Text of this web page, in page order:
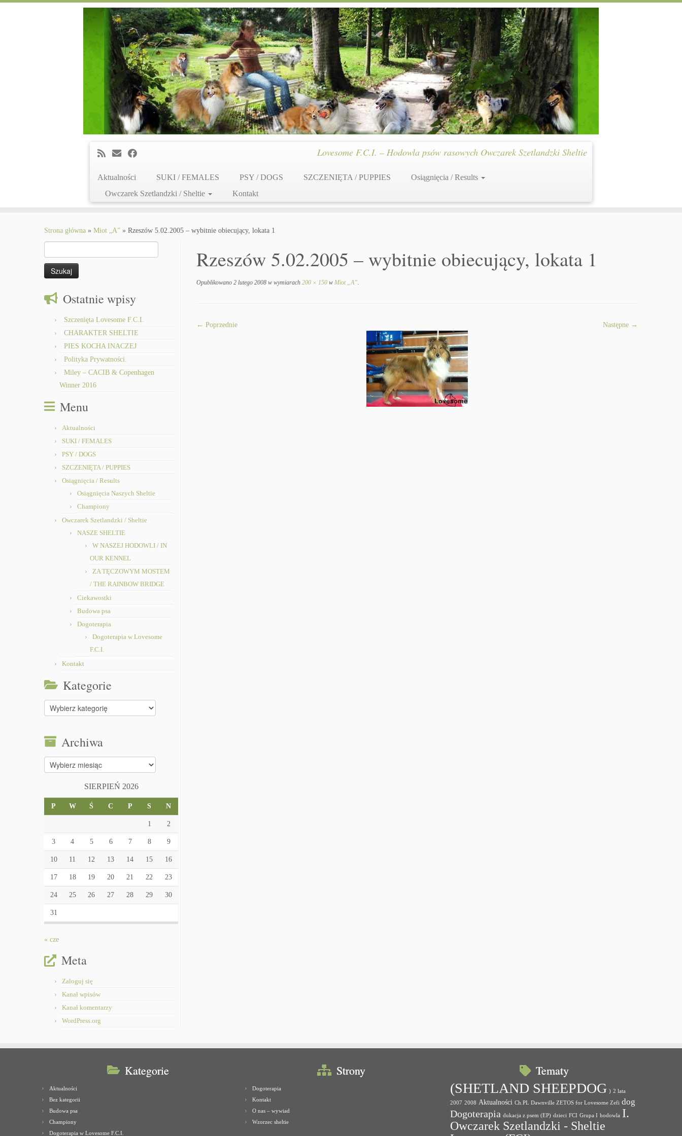
Lovesome F.C.I. – Hodowla psów rasowych Owczarek Szetlandzki Sheltie
Aktualności SUKI / FEMALES PSY / DOGS SZCZENIĘTA / PUPPIES
Osiągnięcia / Results
Owczarek Szetlandzki / Sheltie
Kontakt
Strona główna » Miot „A” » Rzeszów 5.02.2005 – wybitnie obiecujący, lokata 1
Ostatnie wpisy
Szczenięta Lovesome F.C.I.
CHARAKTER SHELTIE
PIES KOCHA INACZEJ
Polityka Prywatności.
Miley – CACIB & Copenhagen
Winner 2016
Menu
Aktualności
SUKI / FEMALES
PSY / DOGS
SZCZENIĘTA / PUPPIES
Osiągnięcia / Results
Osiągnięcia Naszych Sheltie
Championy
Owczarek Szetlandzki / Sheltie
NASZE SHELTIE
W NASZEJ HODOWLI / IN
OUR KENNEL
ZA TĘCZOWYM MOSTEM
/ THE RAINBOW BRIDGE
Ciekawostki
Budowa psa
Dogoterapia
Dogoterapia w Lovesome
F.C.I.
Kontakt
Kategorie
Kategorie
Archiwa
Archiwa
SIERPIEŃ 2026
P W Ś C P S N
1 2
3 4 5 6 7 8 9
10 11 12 13 14 15 16
17 18 19 20 21 22 23
24 25 26 27 28 29 30
31
« cze
Meta
Zaloguj się
Kanał wpisów
Kanał komentarzy
WordPress.org
Rzeszów 5.02.2005 – wybitnie obiecujący, lokata 1
Opublikowano 2 lutego 2008 w wymiarach 200 × 150 w Miot „A”.
← Poprzednie Następne →
Kategorie
Aktualności
Bez kategorii
Budowa psa
Championy
Dogoterapia w Lovesome F.C.I.
Strony
Dogoterapia
Kontakt
O nas – wywiad
Wzorzec sheltie
Tematy
(SHETLAND SHEEPDOG ) 2 lata
2007 2008 Aktualności Ch.PL Dawnville ZETOS for Lovesome Zefi dog
Dogoterapia dukacja z psem (EP) dzieci FCI Grupa I hodowla I.
Owczarek Szetlandzki - Sheltie